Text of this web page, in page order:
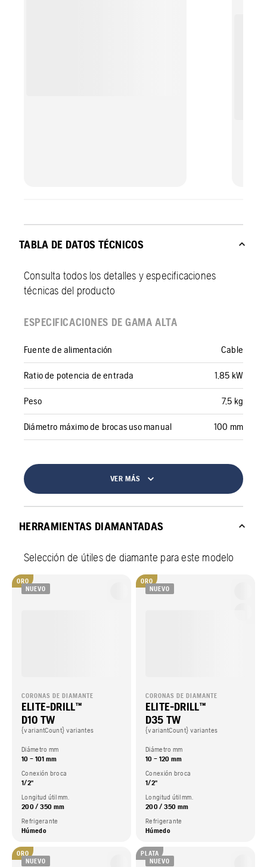
TABLA DE DATOS TÉCNICOS
Consulta todos los detalles y especificaciones
técnicas del producto
ESPECIFICACIONES DE GAMA ALTA
Fuente de alimentación Cable
Ratio de potencia de entrada 1,85 kW
Peso 7,5 kg
Diámetro máximo de brocas uso manual 100 mm
VER MÁS
HERRAMIENTAS DIAMANTADAS
Selección de útiles de diamante para este modelo
ORO
NUEVO
CORONAS DE DIAMANTE
ELITE-DRILL™
D10 TW
{variantCount} variantes
Diámetro mm
10 – 101 mm
Conexión broca
1/2"
Longitud útil mm.
200 / 350 mm
Refrigerante
Húmedo
ORO
NUEVO
CORONAS DE DIAMANTE
ELITE-DRILL™
D35 TW
{variantCount} variantes
Diámetro mm
10 – 120 mm
Conexión broca
1/2"
Longitud útil mm.
200 / 350 mm
Refrigerante
Húmedo
ORO
NUEVO
PLATA
NUEVO